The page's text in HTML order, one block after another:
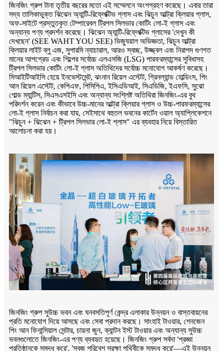
জিনজিং গ্রুপ টানা তৃতীয় বছরের মতো এই সম্মেলনে অংশগ্রহণ করেছে। এবার তারা
সদ্য তালিকাভুক্ত ঝিঝেন অ্যান্টি-রিফ্লেক্টিভ গ্লাস এবং ঝিচুন আল্ট্রা ক্লিয়ার গ্লাস,
অফ-সাইটে প্রস্তুতকৃত টেম্পারেবল ট্রিপল সিলভার কোটিং লো-ই গ্লাস এবং
অন্যান্য পণ্য প্রদর্শন করেছে। ঝিঝেন অ্যান্টি-রিফ্লেক্টিভ গ্লাসের 'দেখুন কী
দেখছেন' (SEE WAHT YOU SEE) ভিজ্যুয়াল অভিজ্ঞতা, ঝিচুন আল্ট্রা
ক্লিয়ার লাইট ব্লু এজ, সুপারমি ন্যাচারাল, আরও স্বচ্ছ, উজ্জ্বল এবং নিরাপদ গুণগত
মানের আপগ্রেড এবং শিল্পের সর্বোচ্চ এলএসজি (LSG) পারফরম্যান্সের সুবিধাসহ
ট্রিপল সিলভার কোটিং লো-ই গ্লাস অতিথিদের সর্বোচ্চ মনোযোগ আকর্ষণ করেছে।
সিআইটিআইসি হেয়ে ইনভেস্টমেন্ট, ঝংনান রিয়েল এস্টেট, গ্রিনল্যান্ড হোল্ডিংস, পিং
আন রিয়েল এস্টেট, কেপিএফ, পিসিপিএ, ইসিএডিআই, সিএডিজি, ইএফসি, সুঝো
গোল্ড ম্যান্টিস, সিএসএসইসি এবং অন্যান্য সংশ্লিষ্ট অতিথিরা জিনজিং-এর বুথ
পরিদর্শন করেন এবং কীভাবে উচ্চ-মানের আল্ট্রা ক্লিয়ার গ্লাস ও উচ্চ-পারফরম্যান্সের
লো-ই গ্লাস নির্বাচন করা যায়, সেইসাথে বহুতল ভবনের কার্টেন ওয়াল অ্যাপ্লিকেশনে
"ঝিচুন + ঝিঝেন + ট্রিপল সিলভার লো-ই গ্লাস" এর ব্যবহার নিয়ে বিস্তারিত
আলোচনা করা হয়।
জিনজিং গ্রুপ সুউচ্চ ভবন এবং ঘনবসতিপূর্ণ কেন্দ্র এলাকার উন্নয়ন ও বাস্তবায়নের
প্রতি মনোযোগ দিয়ে আসছে এবং সেবা প্রদান করছে। সাংহাই টাওয়ার, শেনজেন
পিং আন ফিনান্সিয়াল সেন্টার, চায়না জুন, ক্যান্টন ইস্ট টাওয়ার এবং অন্যান্য সুউচ্চ
ভবনগুলোতে জিনজিং-এর পণ্য ব্যবহৃত হয়েছে। জিনজিং গ্রুপ সর্বদা 'প্রজ্ঞা
প্রতিষ্ঠানকে সমৃদ্ধ করে', 'সবুজ পরিবেশ সুরক্ষা পৃথিবীকে সমৃদ্ধ করে'—এই উন্নয়ন